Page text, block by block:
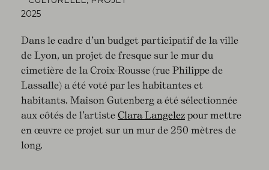
2025
Dans le cadre d’un budget participatif de la ville
de Lyon, un projet de fresque sur le mur du
cimetière de la Croix-Rousse (rue Philippe de
Lassalle) a été voté par les habitantes et
habitants. Maison Gutenberg a été sélectionnée
aux côtés de l’artiste Clara Langelez pour mettre
en œuvre ce projet sur un mur de 250 mètres de
long.